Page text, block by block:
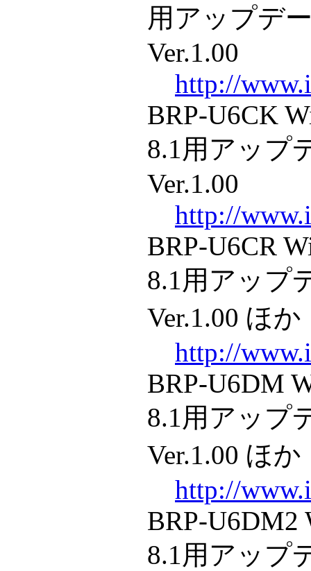
用アップデ
Ver.1.00
http://
BRP-U6CK
8.1用アップ
Ver.1.00
http://
BRP-U6CR
8.1用アップ
Ver.1.00 ほか
http://
BRP-U6DM
8.1用アップ
Ver.1.00 ほか
http://
BRP-U6DM2
8.1用アップ